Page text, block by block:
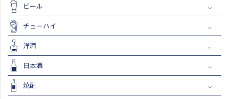
ビール
チューハイ
洋酒
日本酒
焼酎